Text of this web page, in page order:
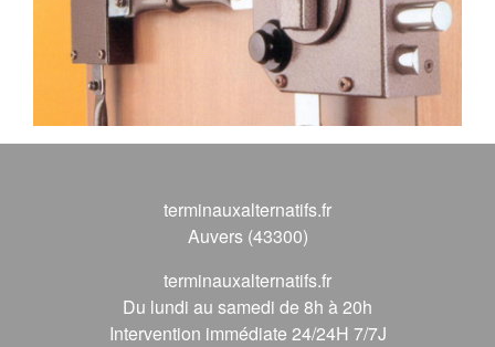
terminauxalternatifs.fr
Auvers (43300)
terminauxalternatifs.fr
Du lundi au samedi de 8h à 20h
Intervention immédiate 24/24H 7/7J